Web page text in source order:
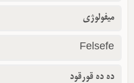
میفولوژی
Felsefe
ده ده قورقود